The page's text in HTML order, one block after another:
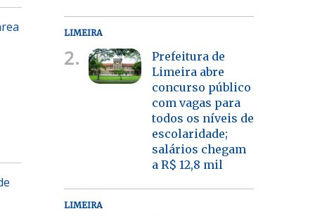
LIMEIRA
2.
Prefeitura de
Limeira abre
concurso público
com vagas para
todos os níveis de
escolaridade;
salários chegam
a R$ 12,8 mil
LIMEIRA